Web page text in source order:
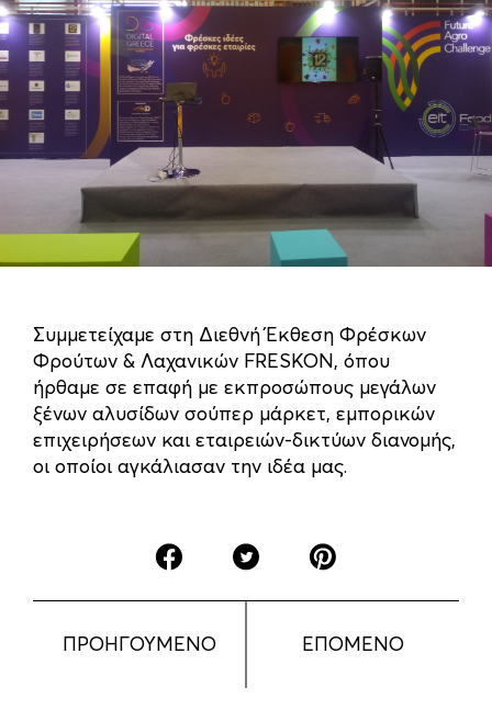
Συμμετείχαμε στη Διεθνή Έκθεση Φρέσκων
Φρούτων & Λαχανικών FRESKON, όπου
ήρθαμε σε επαφή με εκπροσώπους μεγάλων
ξένων αλυσίδων σούπερ μάρκετ, εμπορικών
επιχειρήσεων και εταιρειών-δικτύων διανομής,
οι οποίοι αγκάλιασαν την ιδέα μας.
ΠΡΟΗΓΟΥΜΕΝΟ ΕΠΟΜΕΝΟ